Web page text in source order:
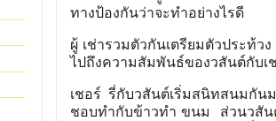
ทางป้องกันว่าจะทำอย่างไรดี
ผู้ เช่ารวมตัวกันเตรียมตัวประท้ว
ไปถึงความสัมพันธ์ของวสันต์กับเ
เชอร์ รี่กับวสันต์เริ่มสนิทสนมกัน
ชอบทำกับข้าวทำ ขนม ส่วนวสันต์